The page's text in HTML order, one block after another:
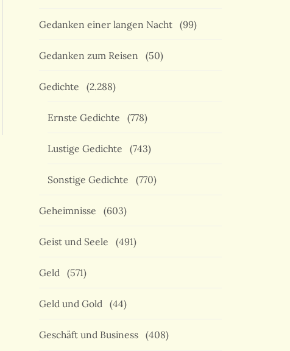
Gedanken einer langen Nacht (99)
Gedanken zum Reisen (50)
Gedichte (2.288)
Ernste Gedichte (778)
Lustige Gedichte (743)
Sonstige Gedichte (770)
Geheimnisse (603)
Geist und Seele (491)
Geld (571)
Geld und Gold (44)
Geschäft und Business (408)